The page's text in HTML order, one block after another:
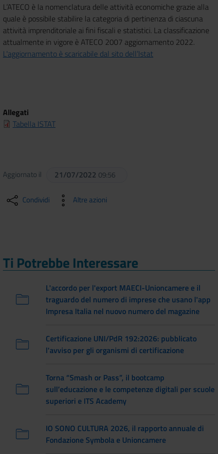
L’ATECO è la nomenclatura delle attività economiche grazie alla
quale è possibile stabilire la categoria di pertinenza di ciascuna
attività imprenditoriale ai fini fiscali e statistici. La classificazione
attualmente in vigore è ATECO 2007 aggiornamento 2022.
L'aggiornamento è scaricabile dal sito dell’Istat
Allegati
Tabella ISTAT
Aggiornato il 21/07/2022 09:56
Condividi Altre azioni
Ti Potrebbe Interessare
L'accordo per l'export MAECI-Unioncamere e il
traguardo del numero di imprese che usano l'app
Impresa Italia nel nuovo numero del magazine
Certificazione UNI/PdR 192:2026: pubblicato
l'avviso per gli organismi di certificazione
Torna “Smash or Pass”, il bootcamp
sull’educazione e le competenze digitali per scuole
superiori e ITS Academy
IO SONO CULTURA 2026, il rapporto annuale di
Fondazione Symbola e Unioncamere